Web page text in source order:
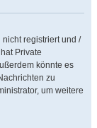
registriert und /
Private
könnte es
zu
um weitere